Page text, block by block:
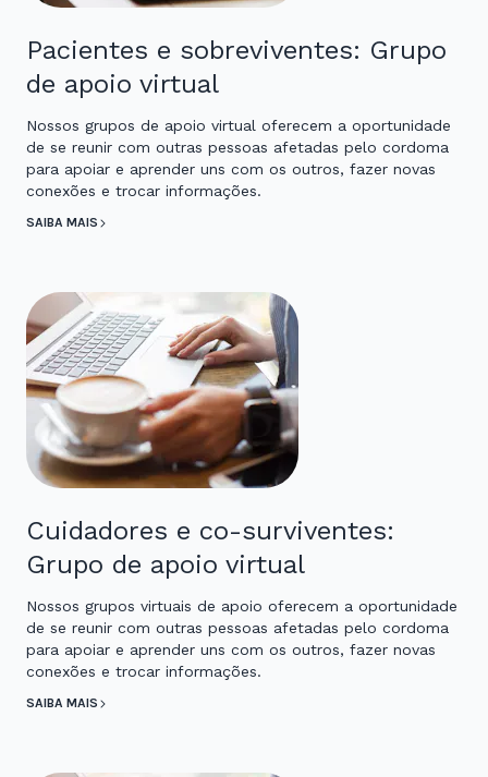
Pacientes e sobreviventes: Grupo
de apoio virtual
Nossos grupos de apoio virtual oferecem a oportunidade
de se reunir com outras pessoas afetadas pelo cordoma
para apoiar e aprender uns com os outros, fazer novas
conexões e trocar informações.
SAIBA MAIS
Cuidadores e co-surviventes:
Grupo de apoio virtual
Nossos grupos virtuais de apoio oferecem a oportunidade
de se reunir com outras pessoas afetadas pelo cordoma
para apoiar e aprender uns com os outros, fazer novas
conexões e trocar informações.
SAIBA MAIS